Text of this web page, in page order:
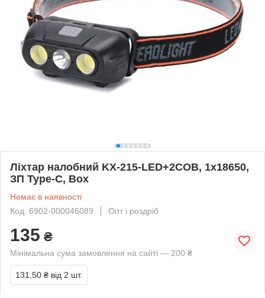
Ліхтар налобний KX-215-LED+2COB, 1x18650,
ЗП Type-C, Box
Немає в наявності
Код: 6902-000046089
Опт і роздріб
135 ₴
Мінімальна сума замовлення на сайті — 200 ₴
131,50 ₴ від 2 шт.